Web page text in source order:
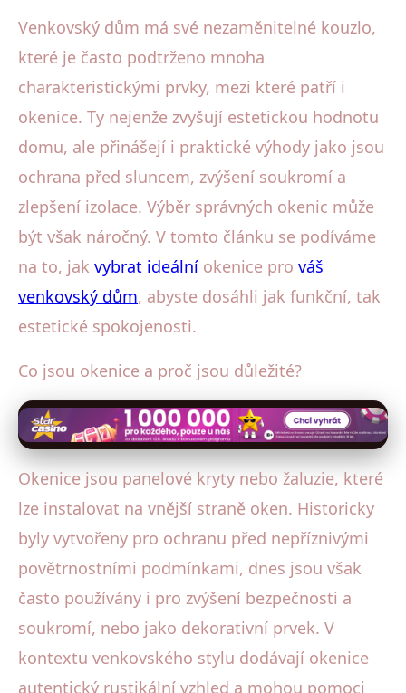
Materiály a Stylem
25. 2. 2026· 4 min čtení · Autor: Aleš Beneš
Venkovský dům má své nezaměnitelné kouzlo,
které je často podtrženo mnoha
charakteristickými prvky, mezi které patří i
okenice. Ty nejenže zvyšují estetickou hodnotu
domu, ale přinášejí i praktické výhody jako jsou
ochrana před sluncem, zvýšení soukromí a
zlepšení izolace. Výběr správných okenic může
být však náročný. V tomto článku se podíváme
na to, jak vybrat ideální okenice pro váš
venkovský dům, abyste dosáhli jak funkční, tak
estetické spokojenosti.
Co jsou okenice a proč jsou důležité?
Okenice jsou panelové kryty nebo žaluzie, které
lze instalovat na vnější straně oken. Historicky
byly vytvořeny pro ochranu před nepříznivými
povětrnostními podmínkami, dnes jsou však
často používány i pro zvýšení bezpečnosti a
soukromí, nebo jako dekorativní prvek. V
kontextu venkovského stylu dodávají okenice
autentický rustikální vzhled a mohou pomoci